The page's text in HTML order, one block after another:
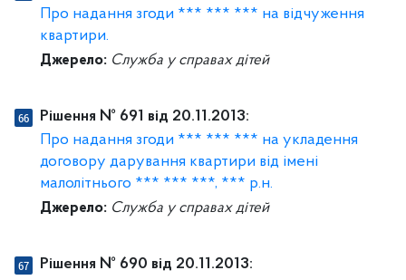
Про надання згоди *** *** *** на відчуження
квартири.
Джерело: Служба у справах дітей
Рішення № 691 від 20.11.2013:
Про надання згоди *** *** *** на укладення
договору дарування квартири від імені
малолітнього *** *** ***, *** р.н.
Джерело: Служба у справах дітей
Рішення № 690 від 20.11.2013: